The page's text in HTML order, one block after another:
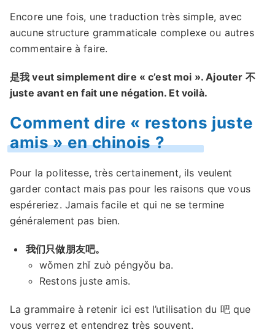
Encore une fois, une traduction très simple, avec
aucune structure grammaticale complexe ou autres
commentaire à faire.
是我 veut simplement dire « c’est moi ». Ajouter 不
juste avant en fait une négation. Et voilà.
Comment dire « restons juste
amis » en chinois ?
Pour la politesse, très certainement, ils veulent
garder contact mais pas pour les raisons que vous
espéreriez. Jamais facile et qui ne se termine
généralement pas bien.
我们只做朋友吧。
wǒmen zhǐ zuò péngyǒu ba.
Restons juste amis.
La grammaire à retenir ici est l’utilisation du 吧 que
vous verrez et entendrez très souvent.